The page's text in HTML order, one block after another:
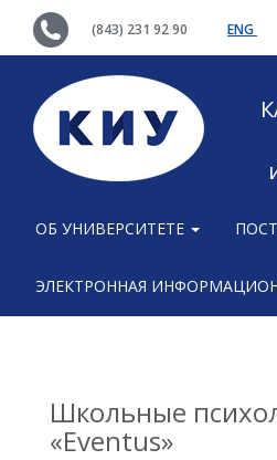
(843) 231 92 90 ENG
ОБ УНИВЕРСИТЕТЕ
ЭЛЕКТРОННАЯ
Школьные
«Eventus»